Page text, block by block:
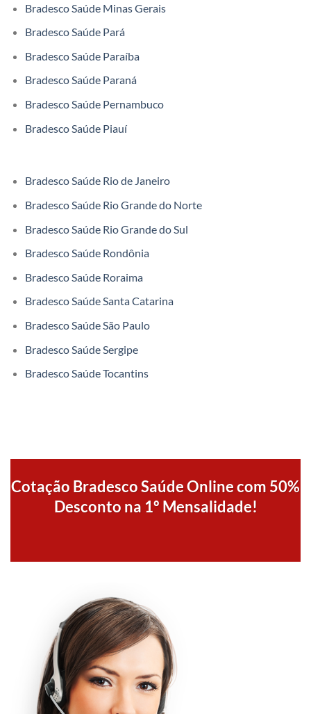
Bradesco Saúde Minas Gerais
Bradesco Saúde Pará
Bradesco Saúde Paraíba
Bradesco Saúde Paraná
Bradesco Saúde Pernambuco
Bradesco Saúde Piauí
Bradesco Saúde Rio de Janeiro
Bradesco Saúde Rio Grande do Norte
Bradesco Saúde Rio Grande do Sul
Bradesco Saúde Rondônia
Bradesco Saúde Roraima
Bradesco Saúde Santa Catarina
Bradesco Saúde São Paulo
Bradesco Saúde Sergipe
Bradesco Saúde Tocantins
Cotação Bradesco Saúde Online com 50%
Desconto na 1º Mensalidade!